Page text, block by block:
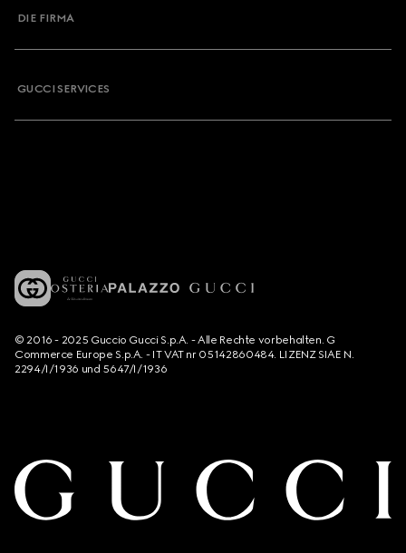
DIE FIRMA
GUCCI SERVICES
© 2016 - 2025 Guccio Gucci S.p.A. - Alle Rechte vorbehalten. G
Commerce Europe S.p.A. - IT VAT nr 05142860484. LIZENZ SIAE N.
2294/I/1936 und 5647/I/1936